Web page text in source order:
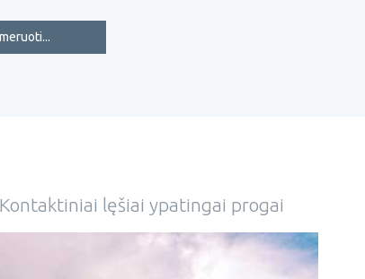
Kontaktiniai lęšiai ypatingai progai